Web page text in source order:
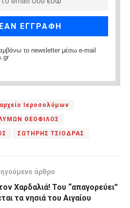
το newsletter μέσω e-mail
Ιεροσολύμων
ΘΕΟΦΙΛΟΣ
ΣΩΤΗΡΗΣ ΤΣΙΟΔΡΑΣ
άρθρο
Χαρδαλιά! Του “απαγορεύει”
τα νησιά του Αιγαίου